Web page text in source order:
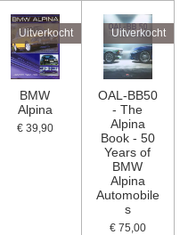
Uitverkocht
BMW
Alpina
€ 39,90
Uitverkocht
OAL-BB50
- The
Alpina
Book - 50
Years of
BMW
Alpina
Automobile
s
€ 75,00